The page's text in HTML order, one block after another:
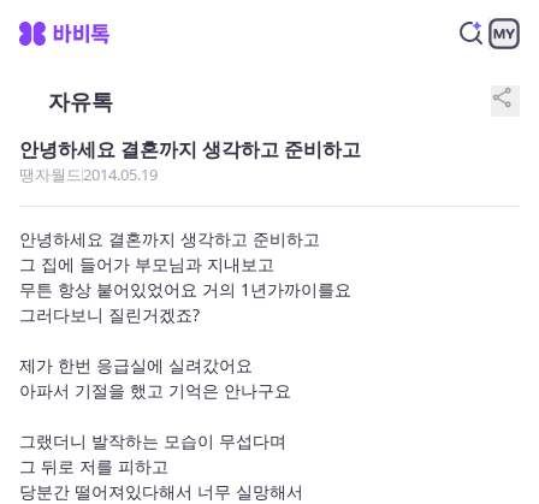
자유톡 share
안녕하세요 결혼까지 생각하고 준비하고
땡자월드2014.05.19
안녕하세요 결혼까지 생각하고 준비하고
그 집에 들어가 부모님과 지내보고
무튼 항상 붙어있었어요 거의 1년가까이를요
그러다보니 질린거겠죠?
제가 한번 응급실에 실려갔어요
아파서 기절을 했고 기억은 안나구요
그랬더니 발작하는 모습이 무섭다며
그 뒤로 저를 피하고
당분간 떨어져있다해서 너무 실망해서